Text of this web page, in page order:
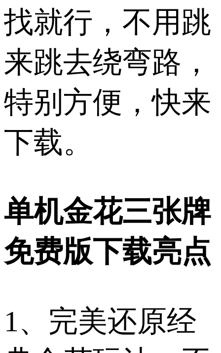
找就行，不用跳
来跳去绕弯路，
特别方便，快来
下载。​
单机金花三张牌
免费版下载亮点​
1、完美还原经